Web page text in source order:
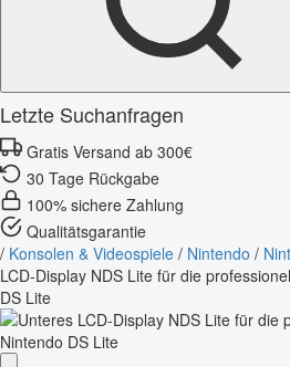
Letzte Suchanfragen
Gratis Versand ab 300€
30 Tage Rückgabe
100% sichere Zahlung
Qualitätsgarantie
/ Konsolen & Videospiele / Nintendo /
LCD-Display NDS Lite für die
DS Lite